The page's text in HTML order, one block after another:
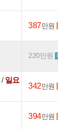
387만원
220만원
/ 일요
342만원
394만원